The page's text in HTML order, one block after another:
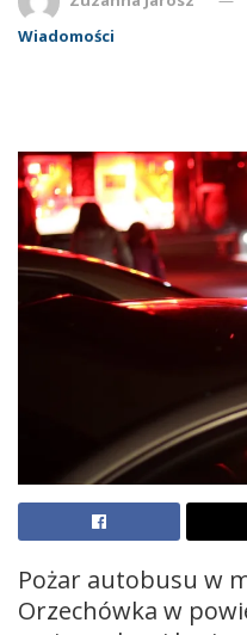
Wiadomości
Pożar autobusu w
Orzechówka w